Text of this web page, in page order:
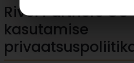
Rivel Partners
kasutamise